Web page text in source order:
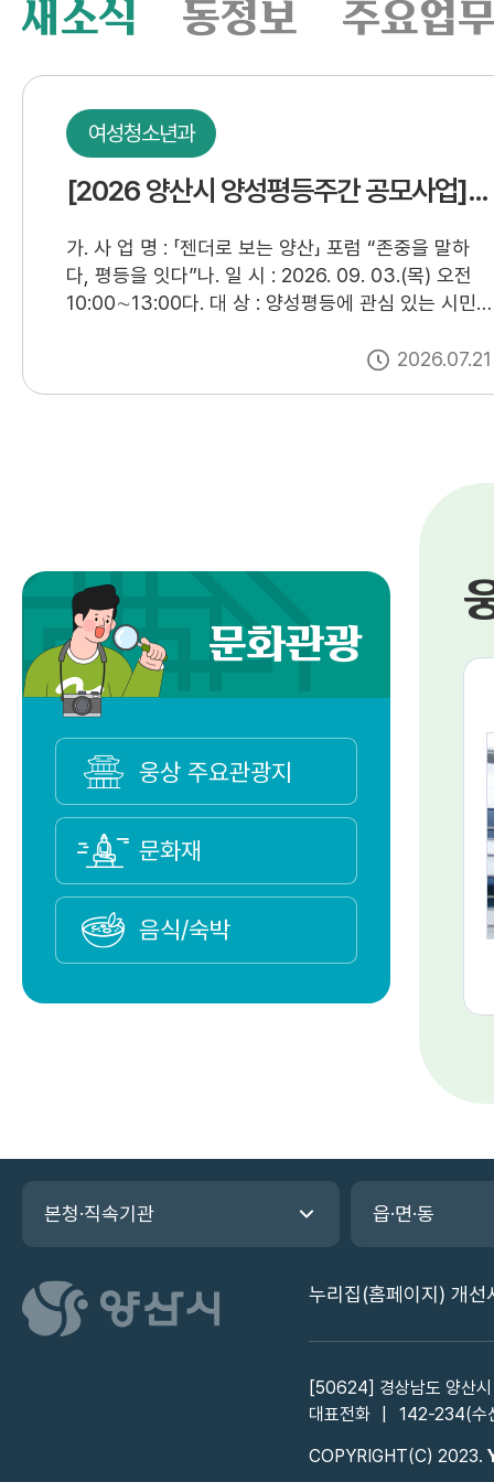
새소식 동정보 주요업
새
여성청소년과
[2026 양산시 양성평등주간 공모사업]「젠더로 보는 양산」 포럼 “존중을 말하다, 평등을 잇다"
가. 사 업 명 : 「젠더로 보는 양산」 포럼 “존중을 말하
다, 평등을 잇다”나. 일 시 : 2026. 09. 03.(목) 오전
10:00∼13:00다. 대 상 : 양성평등에 관심 있는 시민
터 소공연장(양산시 강변로 322)마. 접수기간 : 2026.
2026.07.21
/
문화관광
웅상 주요관광지
문화재
음식/숙박
바
로
본청·직속기관 읍·면·동
누리집(홈페이지) 개선
[50624] 경상남도 양산
대표전화
142-234(수
COPYRIGHT(C) 2023.